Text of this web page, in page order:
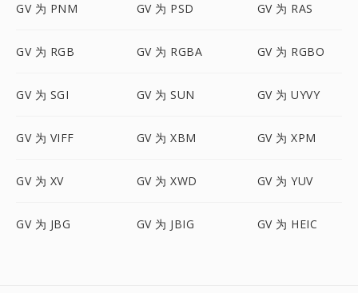
GV 为 PNM GV 为 PSD GV 为 RAS
GV 为 RGB GV 为 RGBA GV 为 RGBO
GV 为 SGI GV 为 SUN GV 为 UYVY
GV 为 VIFF GV 为 XBM GV 为 XPM
GV 为 XV GV 为 XWD GV 为 YUV
GV 为 JBG GV 为 JBIG GV 为 HEIC